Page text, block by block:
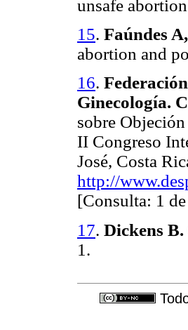
unsafe
15. Faúndes
abortion and
16.
Ginecología.
sobre
II Congreso
José, Costa
http://
[Consulta: 1
17. Dickens B.
1.